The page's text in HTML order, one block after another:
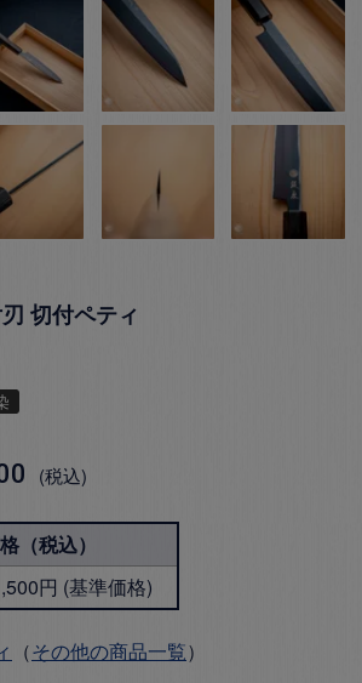
切付ペティ
税込
（税込）
円 (基準価格)
（その他の商品一覧）